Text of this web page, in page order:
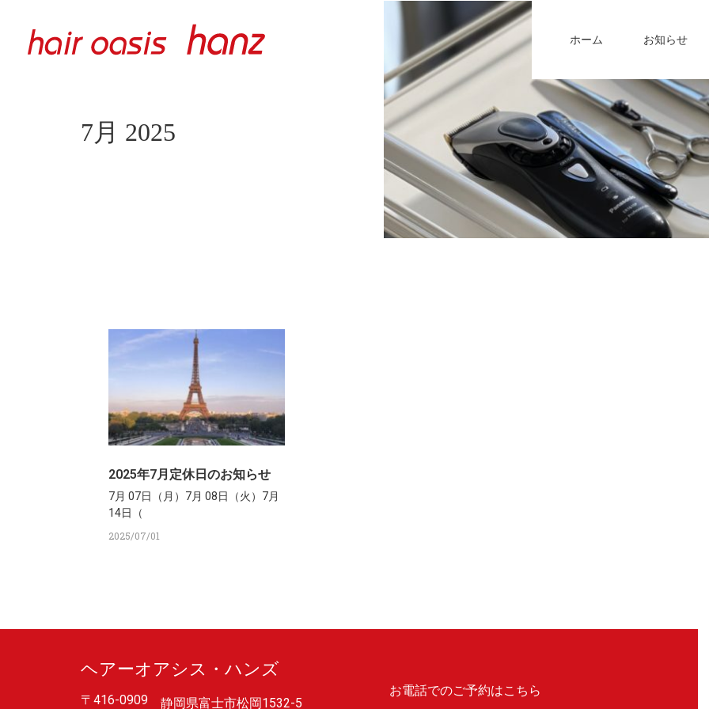
ホーム お知らせ
7月 2025
2025年7月定休日のお知らせ
7月 07日（月）7月 08日（火）7月
14日（
2025/07/01
ヘアーオアシス・ハンズ
〒416-0909 静岡県富士市松岡1532-5
お電話でのご予約はこちら